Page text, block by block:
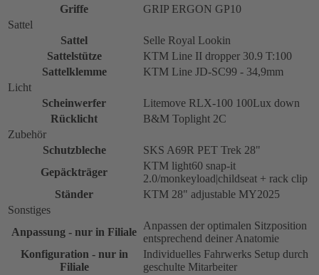
Griffe
GRIP ERGON GP10
Sattel
Sattel
Selle Royal Lookin
Sattelstütze
KTM Line II dropper 30.9 T:100
Sattelklemme
KTM Line JD-SC99 - 34,9mm
Licht
Scheinwerfer
Litemove RLX-100 100Lux down
Rücklicht
B&M Toplight 2C
Zubehör
Schutzbleche
SKS A69R PET Trek 28"
Gepäckträger
KTM light60 snap-it
2.0/monkeyload|childseat + rack clip
Ständer
KTM 28" adjustable MY2025
Sonstiges
Anpassung - nur in Filiale
Anpassen der optimalen Sitzposition
entsprechend deiner Anatomie
Konfiguration - nur in
Filiale
Individuelles Fahrwerks Setup durch
geschulte Mitarbeiter